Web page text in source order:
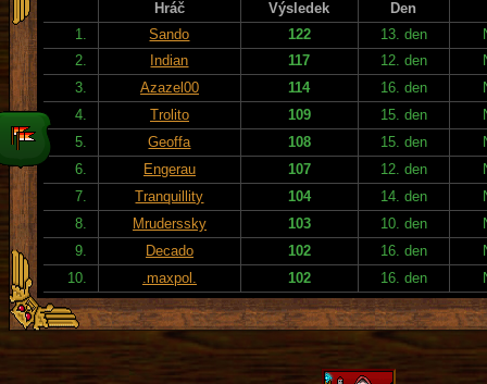
Hráč Výsledek
Den
1.
Sando 122 13. den
2.
Indian 117 12. den
3.
Azazel00 114 16. den
4.
Trolito 109 15. den
5.
Geoffa 108 15. den
6.
Engerau 107 12. den
7.
Tranquillity 104 14. den
8.
Mruderssky 103 10. den
9.
Decado 102 16. den
10.
.maxpol. 102 16. den